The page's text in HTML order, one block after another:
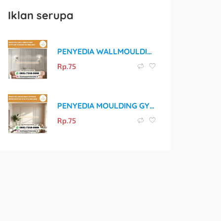
Iklan serupa
PENYEDIA WALLMOULDING GYPSUM TERBAIK DI MALANG
Rp.75
PENYEDIA MOULDING GYPSUM BERKUALITAS DI KOTA MALANG
Rp.75